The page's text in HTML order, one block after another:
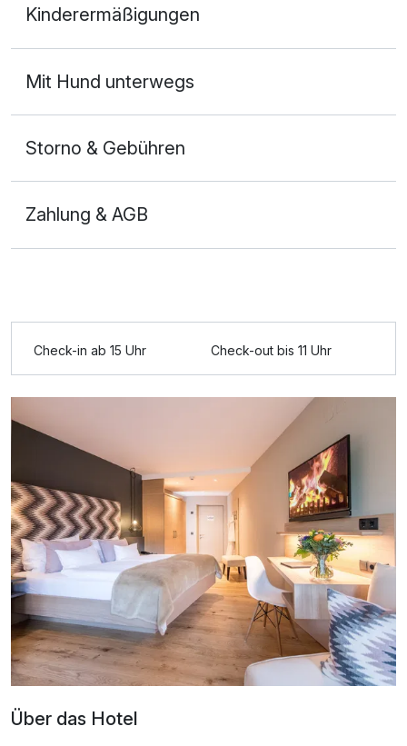
2 Erwachsene
Kinderermäßigungen
Mit Hund unterwegs
Storno & Gebühren
Zahlung & AGB
Check-in ab 15 Uhr Check-out bis 11 Uhr
Über das Hotel